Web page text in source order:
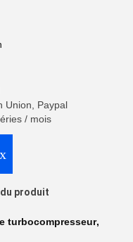
Union, Paypal
/ mois
produit
turbocompresseur,